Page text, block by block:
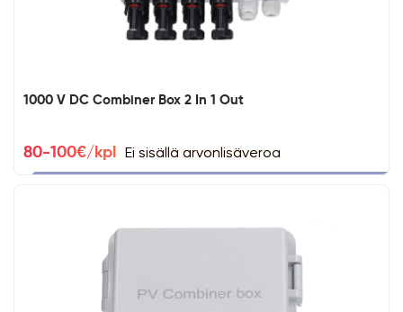
1000 V DC Combiner Box 2 In 1 Out
80-100€/kpl Ei sisällä arvonlisäveroa